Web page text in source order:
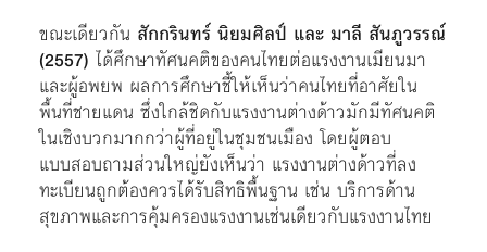
ขณะเดียวกัน สักกรินทร์ นิยมศิลป์ และ มาลี สันภูวรรณ์
(2557) ได้ศึกษาทัศนคติของคนไทยต่อแรงงานเมียนมา
และผู้อพยพ ผลการศึกษาชี้ให้เห็นว่าคนไทยที่อาศัยใน
พื้นที่ชายแดน ซึ่งใกล้ชิดกับแรงงานต่างด้าวมักมีทัศนคติ
ในเชิงบวกมากกว่าผู้ที่อยู่ในชุมชนเมือง โดยผู้ตอบ
แบบสอบถามส่วนใหญ่ยังเห็นว่า แรงงานต่างด้าวที่ลง
ทะเบียนถูกต้องควรได้รับสิทธิพื้นฐาน เช่น บริการด้าน
สุขภาพและการคุ้มครองแรงงานเช่นเดียวกับแรงงานไทย